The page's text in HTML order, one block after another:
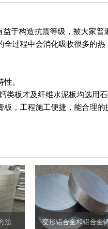
于构造抗震等级，被大家普
过程中会消化吸收很多的热
。
板才及纤维水泥板均选用石
，工程施工便捷，能合理
法 变形铝合金和铝合金